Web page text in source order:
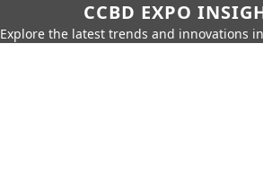
CCBD EXPO
Explore the latest trends and innovations